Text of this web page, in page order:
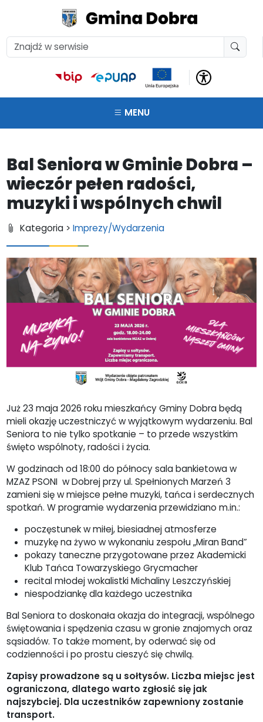
MENU
Bal Seniora w Gminie Dobra –
wieczór pełen radości,
muzyki i wspólnych chwil
Kategoria >Imprezy/Wydarzenia
Już 23 maja 2026 roku mieszkańcy Gminy Dobra będą
mieli okazję uczestniczyć w wyjątkowym wydarzeniu. Bal
Seniora to nie tylko spotkanie – to przede wszystkim
święto wspólnoty, radości i życia.
W godzinach od 18:00 do północy sala bankietowa w
MZAZ PSONI w Dobrej przy ul. Spełnionych Marzeń 3
zamieni się w miejsce pełne muzyki, tańca i serdecznych
spotkań. W programie wydarzenia przewidziano m.in.:
poczęstunek w miłej, biesiadnej atmosferze
muzykę na żywo w wykonaniu zespołu „Miran Band”
pokazy taneczne przygotowane przez Akademicki
Klub Tańca Towarzyskiego Grycmacher
recital młodej wokalistki Michaliny Leszczyńskiej
niespodziankę dla każdego uczestnika
Bal Seniora to doskonała okazja do integracji, wspólnego
świętowania i spędzenia czasu w gronie znajomych oraz
sąsiadów. To także moment, by oderwać się od
codzienności i po prostu cieszyć się chwilą.
Zapisy prowadzone są u sołtysów. Liczba miejsc jest
ograniczona, dlatego warto zgłosić się jak
najszybciej. Dla uczestników zapewniony zostanie
transport.